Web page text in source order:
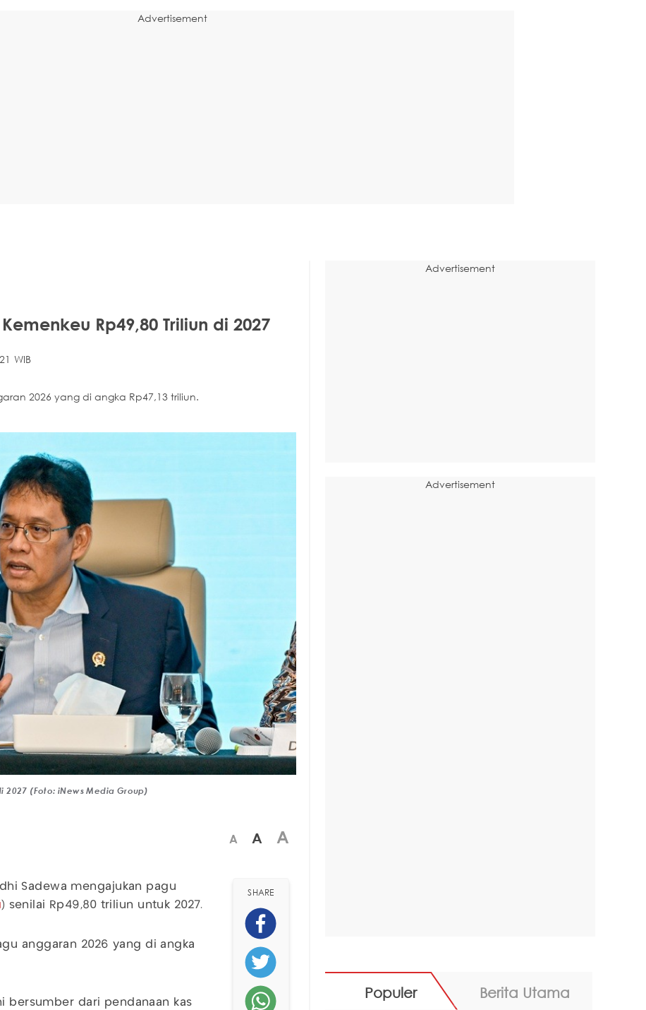
Advertisement
Rp49,80 Triliun di 2027
WIB
2026 yang di angka Rp47,13 triliun.
2027 (Foto: iNews Media Group)
A A A
Sadewa mengajukan pagu
) senilai Rp49,80 triliun untuk 2027.
anggaran 2026 yang di angka
bersumber dari pendanaan kas
SHARE
Advertisement
Advertisement
Populer Berita Utama